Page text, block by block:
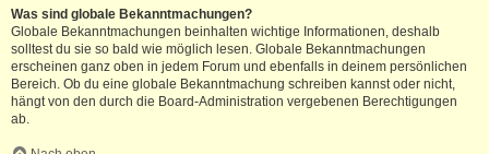
Was sind globale Bekanntmachungen?
Globale Bekanntmachungen beinhalten wichtige Informationen, deshalb
solltest du sie so bald wie möglich lesen. Globale Bekanntmachungen
erscheinen ganz oben in jedem Forum und ebenfalls in deinem persönlichen
Bereich. Ob du eine globale Bekanntmachung schreiben kannst oder nicht,
hängt von den durch die Board-Administration vergebenen Berechtigungen
ab.